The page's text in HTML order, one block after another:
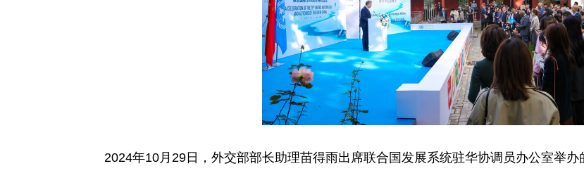
2024年10月29日，外交部部长助理苗得雨出席联合国发展系统驻华协调员办公室举办